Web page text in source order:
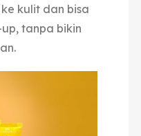
kulit dan bisa
tanpa bikin